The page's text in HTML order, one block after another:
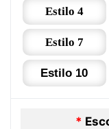
Estilo 4
Estilo 7
Estilo 10
*